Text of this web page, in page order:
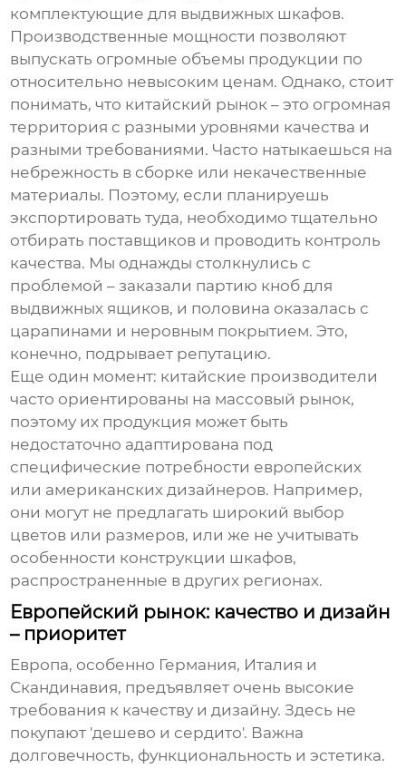
комплектующие для выдвижных шкафов.
Производственные мощности позволяют
выпускать огромные объемы продукции по
относительно невысоким ценам. Однако, стоит
понимать, что китайский рынок – это огромная
территория с разными уровнями качества и
разными требованиями. Часто натыкаешься на
небрежность в сборке или некачественные
материалы. Поэтому, если планируешь
экспортировать туда, необходимо тщательно
отбирать поставщиков и проводить контроль
качества. Мы однажды столкнулись с
проблемой – заказали партию кноб для
выдвижных ящиков, и половина оказалась с
царапинами и неровным покрытием. Это,
конечно, подрывает репутацию.
Еще один момент: китайские производители
часто ориентированы на массовый рынок,
поэтому их продукция может быть
недостаточно адаптирована под
специфические потребности европейских
или американских дизайнеров. Например,
они могут не предлагать широкий выбор
цветов или размеров, или же не учитывать
особенности конструкции шкафов,
распространенные в других регионах.
Европейский рынок: качество и дизайн
– приоритет
Европа, особенно Германия, Италия и
Скандинавия, предъявляет очень высокие
требования к качеству и дизайну. Здесь не
покупают 'дешево и сердито'. Важна
долговечность, функциональность и эстетика.